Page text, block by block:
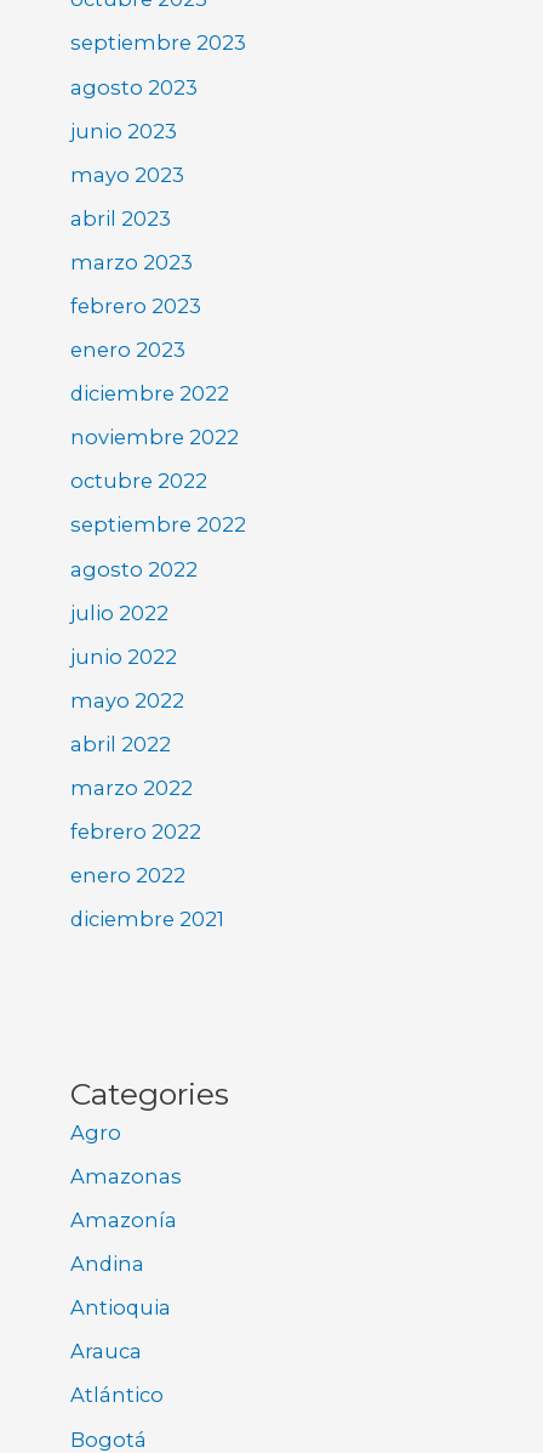
septiembre 2023
agosto 2023
junio 2023
mayo 2023
abril 2023
marzo 2023
febrero 2023
enero 2023
diciembre 2022
noviembre 2022
octubre 2022
septiembre 2022
agosto 2022
julio 2022
junio 2022
mayo 2022
abril 2022
marzo 2022
febrero 2022
enero 2022
diciembre 2021
Categories
Agro
Amazonas
Amazonía
Andina
Antioquia
Arauca
Atlántico
Bogotá